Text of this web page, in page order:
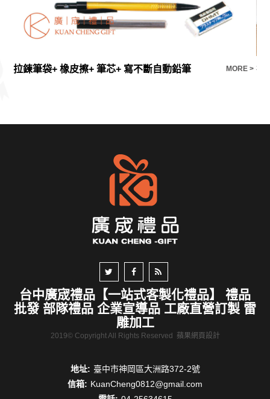
拉鍊筆袋+ 橡皮擦+ 筆芯+ 寫不斷自動鉛筆 MORE > 禮
台中廣宬禮品【一站式客製化禮品】 禮品
批發 部隊禮品 企業宣導品 工廠直營訂製 雷
雕加工
2019© Copyright All Rights Reserved 蘋果網頁設計
地址: 臺中市神岡區大洲路372-2號
信箱: KuanCheng0812@gmail.com